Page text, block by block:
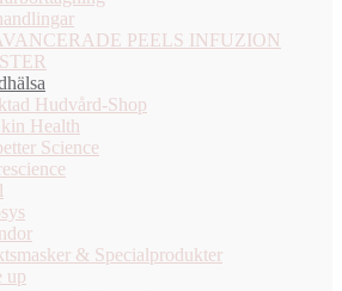
PEELS INFUZION
Hudvård-Shop
Health
Science
& Specialprodukter
up